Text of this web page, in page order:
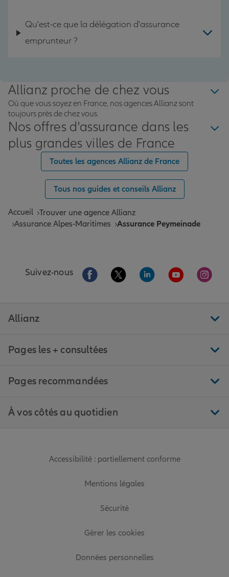
Qu'est-ce que la délégation d'assurance
emprunteur ?
Allianz proche de chez vous
Où que vous soyez en France, nos agences Allianz sont
toujours près de chez vous.
Nos offres d'assurance dans les
plus grandes villes de France
Toutes les agences Allianz de France
Tous nos guides et conseils Allianz
Accueil Trouver une agence Allianz
Assurance Alpes-Maritimes
Assurance Peymeinade
Suivez-nous Aller sur la page Facebook de Allianz
Aller sur la page Twitter de
Aller sur la page
Aller sur la
Aller
Allianz
Pages les + consultées
Pages recommandées
À vos côtés au quotidien
Accessibilité : partiellement conforme
Mentions légales
Sécurité
Gérer les cookies
Données personnelles